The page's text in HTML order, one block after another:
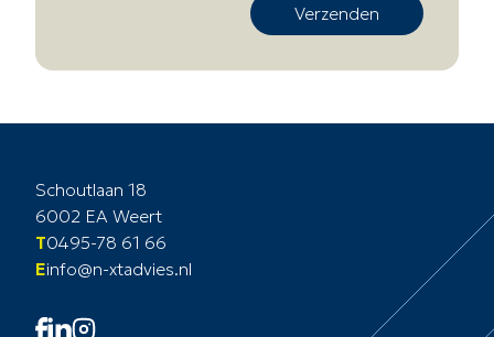
Verzenden
Schoutlaan 18
6002 EA Weert
T0495-78 61 66
Einfo@n-xtadvies.nl